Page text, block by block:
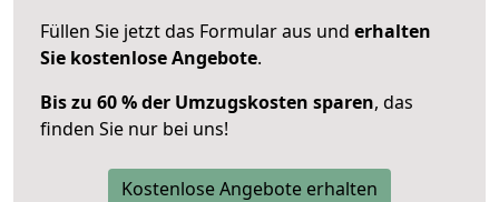
Füllen Sie jetzt das Formular aus und erhalten
Sie kostenlose Angebote.
Bis zu 60 % der Umzugskosten sparen, das
finden Sie nur bei uns!
Kostenlose Angebote erhalten